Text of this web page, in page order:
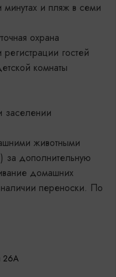
минутах и пляж в семи
охрана
регистрации гостей
комнаты
заселении
животными
за дополнительную
домашних
переноски. По
26А